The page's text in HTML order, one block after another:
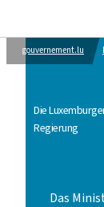
gouvernement.lu
Die
Regierung
Das